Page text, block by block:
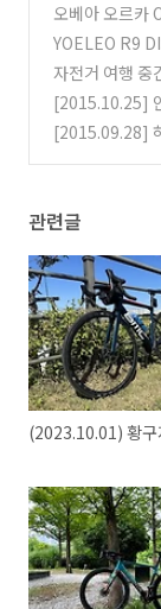
오베아 오르카
YOELEO R9
자전거 여행 중
[2015.10.25]
(0)
[2015.09.28]
관련글
(2023.10.01) 황구